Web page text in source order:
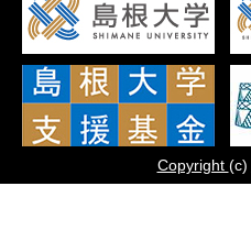
Copyright (c)